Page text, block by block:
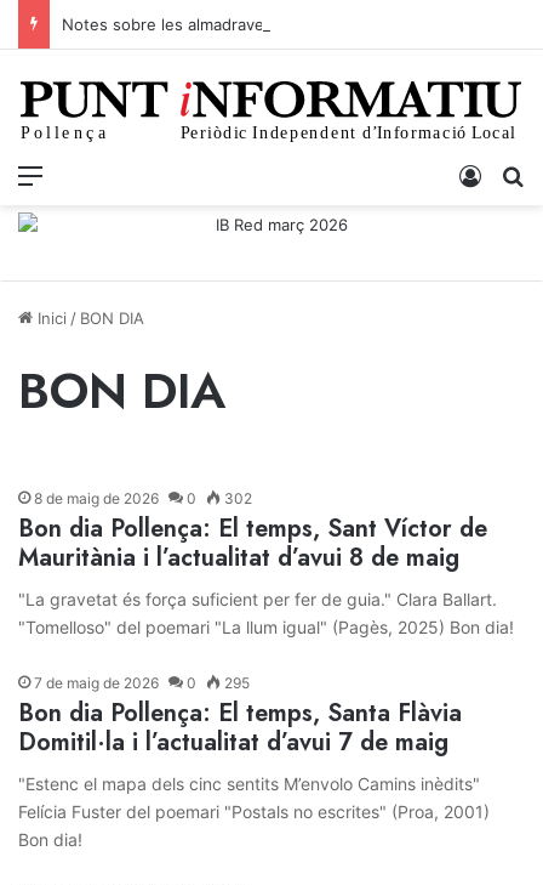
Notes sobre les almadraves del litoral pollencí
Inici / BON DIA
BON DIA
8 de maig de 2026 0 302
Bon dia Pollença: El temps, Sant Víctor de
Mauritània i l’actualitat d’avui 8 de maig
"La gravetat és força suficient per fer de guia." Clara Ballart.
"Tomelloso" del poemari "La llum igual" (Pagès, 2025) Bon dia!
7 de maig de 2026 0 295
Bon dia Pollença: El temps, Santa Flàvia
Domitil·la i l’actualitat d’avui 7 de maig
"Estenc el mapa dels cinc sentits M’envolo Camins inèdits"
Felícia Fuster del poemari "Postals no escrites" (Proa, 2001)
Bon dia!